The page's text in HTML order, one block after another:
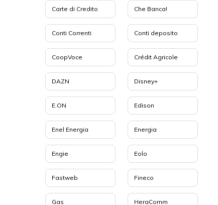
Carte di Credito Che Banca!
Conti Correnti Conti deposito
CoopVoce Crédit Agricole
DAZN Disney+
E.ON Edison
Enel Energia Energia
Engie Eolo
Fastweb Fineco
Gas HeraComm